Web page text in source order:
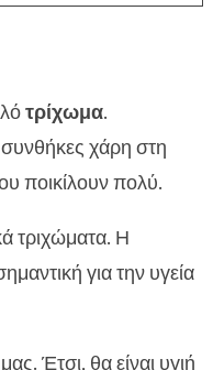
τρίχωμα.
συνθήκες χάρη στη
ποικίλουν πολύ.
τριχώματα. Η
για την υγεία
Έτσι, θα είναι υγιή